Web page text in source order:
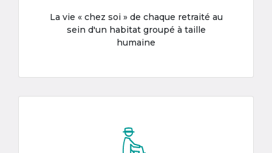
La vie « chez soi » de chaque retraité au
sein d'un habitat groupé à taille
humaine